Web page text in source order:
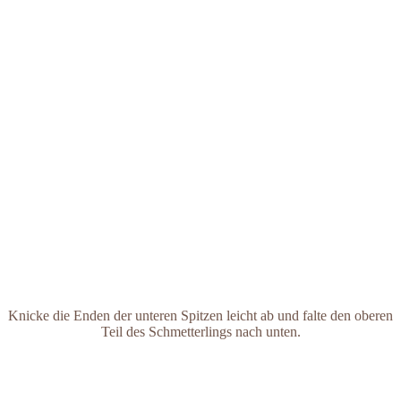
Knicke die Enden der unteren Spitzen leicht ab und falte den oberen
Teil des Schmetterlings nach unten.